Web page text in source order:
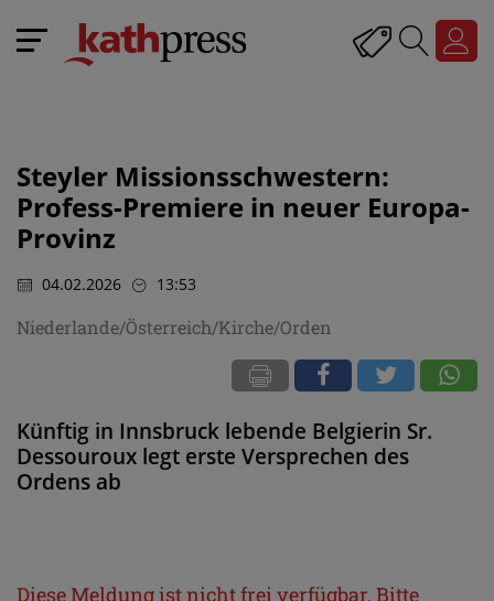
Steyler Missionsschwestern:
Profess-Premiere in neuer Europa-
Provinz
04.02.2026 13:53
Niederlande/Österreich/Kirche/Orden
Künftig in Innsbruck lebende Belgierin Sr.
Dessouroux legt erste Versprechen des
Ordens ab
Diese Meldung ist nicht frei verfügbar. Bitte